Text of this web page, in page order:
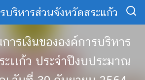
บริหารส่วนจังหวัดสระแก้ว
การเงินขององค์การบริหาร
เเก้ว ประจำปีงบประมาณ